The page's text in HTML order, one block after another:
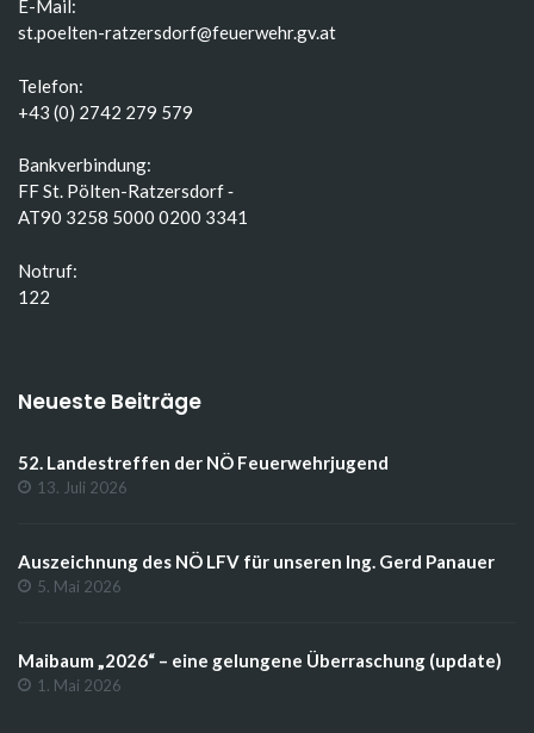
E-Mail:
st.poelten-ratzersdorf@feuerwehr.gv.at
Telefon:
+43 (0) 2742 279 579
Bankverbindung:
FF St. Pölten-Ratzersdorf ‑
AT90 3258 5000 0200 3341
Notruf:
122
Neueste Beiträge
52. Landestreffen der NÖ Feuerwehrjugend
13. Juli 2026
Auszeichnung des NÖ LFV für unseren Ing. Gerd Panauer
5. Mai 2026
Maibaum „2026“ – eine gelungene Überraschung (update)
1. Mai 2026